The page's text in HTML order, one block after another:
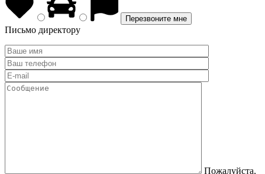
Письмо директору
Пожалуйста,